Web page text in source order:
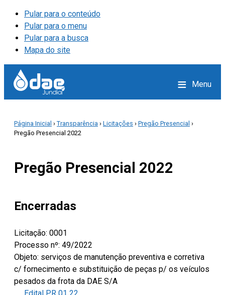
Pular para o conteúdo
Pular para o menu
Pular para a busca
Mapa do site
≡ Menu
Página Inicial › Transparência › Licitações › Pregão Presencial ›
Pregão Presencial 2022
Pregão Presencial 2022
Encerradas
Licitação: 0001
Processo nº: 49/2022
Objeto: serviços de manutenção preventiva e corretiva
c/ fornecimento e substituição de peças p/ os veículos
pesados da frota da DAE S/A